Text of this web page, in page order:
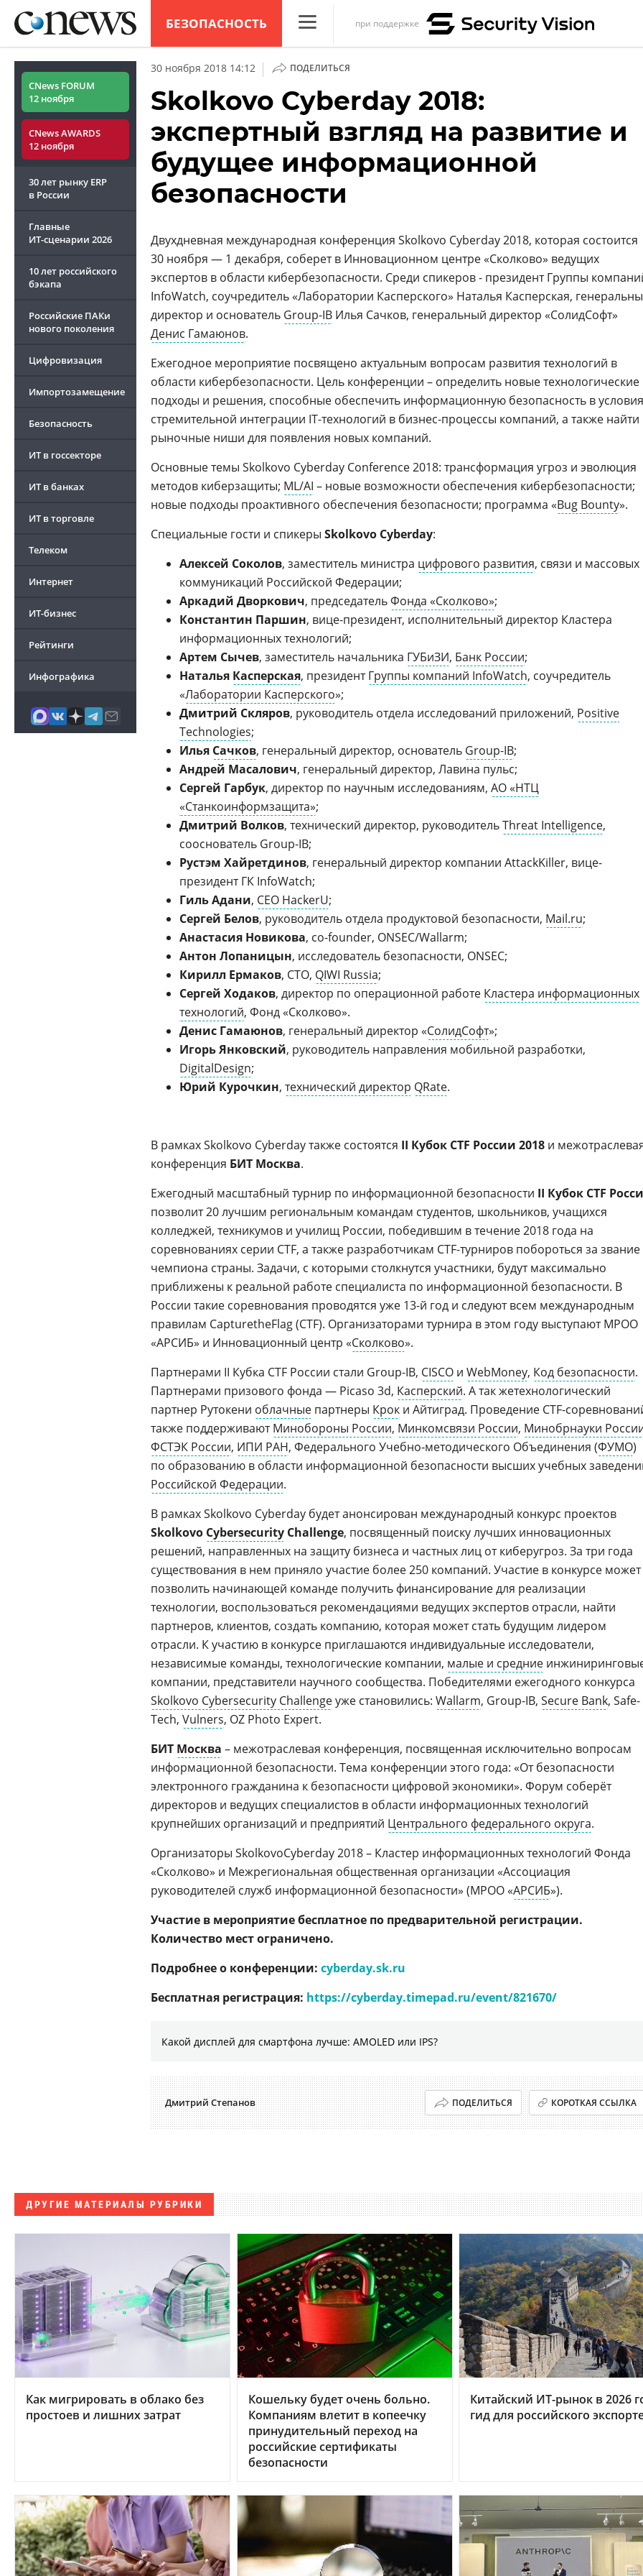
БЕЗОПАСНОСТЬ
Конференции
Маркет
Техника
ТВ
при поддержке
CNews FORUM
12 ноября
CNews AWARDS
12 ноября
30 лет рынку ERP
в России
Главные
ИТ-сценарии 2026
10 лет российского
бэкапа
Российские ПАКи
нового поколения
Цифровизация
Импортозамещение
Безопасность
ИТ в госсекторе
ИТ в банках
ИТ в торговле
Телеком
Интернет
ИТ-бизнес
Рейтинги
Инфографика
30 ноября 2018 14:12 | ПОДЕЛИТЬСЯ
Skolkovo Cyberday 2018:
экспертный взгляд на развитие и
будущее информационной
безопасности
Двухдневная международная конференция Skolkovo Cyberday 2018, которая состоится
30 ноября — 1 декабря, соберет в Инновационном центре «Сколково» ведущих
экспертов в области кибербезопасности. Среди спикеров - президент Группы
InfoWatch, соучредитель «Лаборатории Касперского» Наталья Касперская,
директор и основатель Group-IB Илья Сачков, генеральный директор «СолидСофт»
Денис Гамаюнов.
Ежегодное мероприятие посвящено актуальным вопросам развития технологий в
области кибербезопасности. Цель конференции – определить новые технологические
подходы и решения, способные обеспечить информационную безопасность в
стремительной интеграции IT-технологий в бизнес-процессы компаний, а также найти
рыночные ниши для появления новых компаний.
Основные темы Skolkovo Cyberday Conference 2018: трансформация угроз и эволюция
методов киберзащиты; ML/AI – новые возможности обеспечения кибербезопасности;
новые подходы проактивного обеспечения безопасности; программа «Bug Bounty».
Специальные гости и спикеры Skolkovo Cyberday:
Алексей Соколов, заместитель министра цифрового развития, связи и массовых
коммуникаций Российской Федерации;
Аркадий Дворкович, председательФонда «Сколково»;
Константин Паршин, вице-президент, исполнительный директор Кластера
информационных технологий;
Артем Сычев, заместитель начальника ГУБиЗИ, Банк России;
Наталья Касперская, президентГруппы компаний InfoWatch, соучредитель
«Лаборатории Касперского»;
Дмитрий Скляров, руководитель отдела исследований приложений, Positive
Technologies;
Илья Сачков, генеральный директор, основатель Group-IB;
Андрей Масалович, генеральный директор, Лавина пульс;
Сергей Гарбук, директор по научным исследованиям, АО «НТЦ
«Станкоинформзащита»;
Дмитрий Волков, технический директор, руководительThreat Intelligence,
сооснователь Group-IB;
Рустэм Хайретдинов, генеральный директор компании AttackKiller, вице-
президент ГК InfoWatch;
Гиль Адани, CEO HackerU;
Сергей Белов, руководитель отдела продуктовой безопасности, Mail.ru;
Анастасия Новикова, co-founder, ONSEC/Wallarm;
Антон Лопаницын, исследователь безопасности, ONSEC;
Кирилл Ермаков, CTO, QIWI Russia;
Сергей Ходаков, директор по операционной работе Кластера информационных
технологий, Фонд «Сколково».
Денис Гамаюнов, генеральный директор «СолидСофт»;
Игорь Янковский, руководитель направления мобильной разработки,
DigitalDesign;
Юрий Курочкин, технический директор QRate.
В рамках Skolkovo Cyberday также состоятся II Кубок CTF России 2018 и
конференция БИТ Москва.
Ежегодный масштабный турнир по информационной безопасности II Кубок CTF
позволит 20 лучшим региональным командам студентов, школьников, учащихся
колледжей, техникумов и училищ России, победившим в течение 2018 года на
соревнованиях серии CTF, а также разработчикам CTF-турниров побороться за звание
чемпиона страны. Задачи, с которыми столкнутся участники, будут максимально
приближены к реальной работе специалиста по информационной безопасности. В
России такие соревнования проводятся уже 13-й год и следуют всем международным
правилам CapturetheFlag (CTF). Организаторами турнира в этом году выступают МРОО
«АРСИБ» и Инновационный центр «Сколково».
Партнерами II Кубка CTF России стали Group-IB, CISCO и WebMoney, Код безопасности.
Партнерами призового фонда — Picaso 3d, Касперский. А так жетехнологический
партнер Рутокени облачные партнеры Крок и Айтиград. Проведение CTF-
также поддерживаютМинобороны России, Минкомсвязи России, Минобрнауки
ФСТЭК России, ИПИ РАН, Федерального Учебно-методического Объединения (ФУМО)
по образованию в области информационной безопасности высших учебных
Российской Федерации.
В рамках Skolkovo Cyberday будет анонсирован международный конкурс проектов
Skolkovo Cybersecurity Challenge, посвященный поиску лучших инновационных
решений, направленных на защиту бизнеса и частных лиц от киберугроз. За три года
существования в нем приняло участие более 250 компаний. Участие в конкурсе может
позволить начинающей команде получить финансирование для реализации
технологии, воспользоваться рекомендациями ведущих экспертов отрасли, найти
партнеров, клиентов, создать компанию, которая может стать будущим лидером
отрасли. К участию в конкурсе приглашаются индивидуальные исследователи,
независимые команды, технологические компании, малые и средние
компании, представители научного сообщества. Победителями ежегодного конкурса
Skolkovo Cybersecurity Challengeуже становились: Wallarm, Group-IB, Secure Bank, Safe-
Tech, Vulners, OZ Photo Expert.
БИТ Москва – межотраслевая конференция, посвященная исключительно вопросам
информационной безопасности. Тема конференции этого года: «От безопасности
электронного гражданина к безопасности цифровой экономики». Форум соберёт
директоров и ведущих специалистов в области информационных технологий
крупнейших организаций и предприятий Центрального федерального округа.
Организаторы SkolkovoCyberday 2018 – Кластер информационных технологий Фонда
«Сколково» и Межрегиональная общественная организации «Ассоциация
руководителей служб информационной безопасности» (МРОО «АРСИБ»).
Участие в мероприятие бесплатное по предварительной регистрации.
Количество мест ограничено.
Подробнее о конференции: cyberday.sk.ru
Бесплатная регистрация: https://cyberday.timepad.ru/event/821670/
Какой дисплей для смартфона лучше: AMOLED или IPS?
Дмитрий Степанов ПОДЕЛИТЬСЯ КОРОТКАЯ ССЫЛКА
ДРУГИЕ МАТЕРИАЛЫ РУБРИКИ
Как мигрировать в облако без
простоев и лишних затрат
Кошельку будет очень больно.
Компаниям влетит в копеечку
принудительный переход на
российские сертификаты
безопасности
Китайский ИТ-рынок в 2026
гид для российского